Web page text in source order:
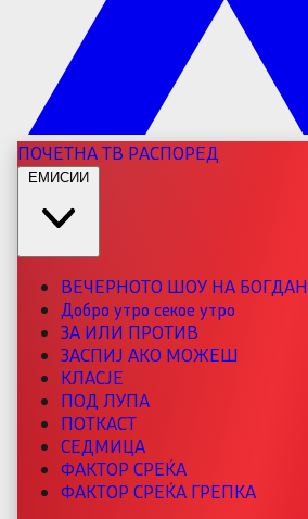
ПОЧЕТНАТВ РАСПОРЕД
ЕМИСИИ
ВЕЧЕРНОТО ШОУ НА БОГДАН
Добро утро секое утро
ЗА ИЛИ ПРОТИВ
ЗАСПИЈ АКО МОЖЕШ
КЛАСЈЕ
ПОД ЛУПА
ПОТКАСТ
СЕДМИЦА
ФАКТОР СРЕЌА
ФАКТОР СРЕЌА ГРЕПКА